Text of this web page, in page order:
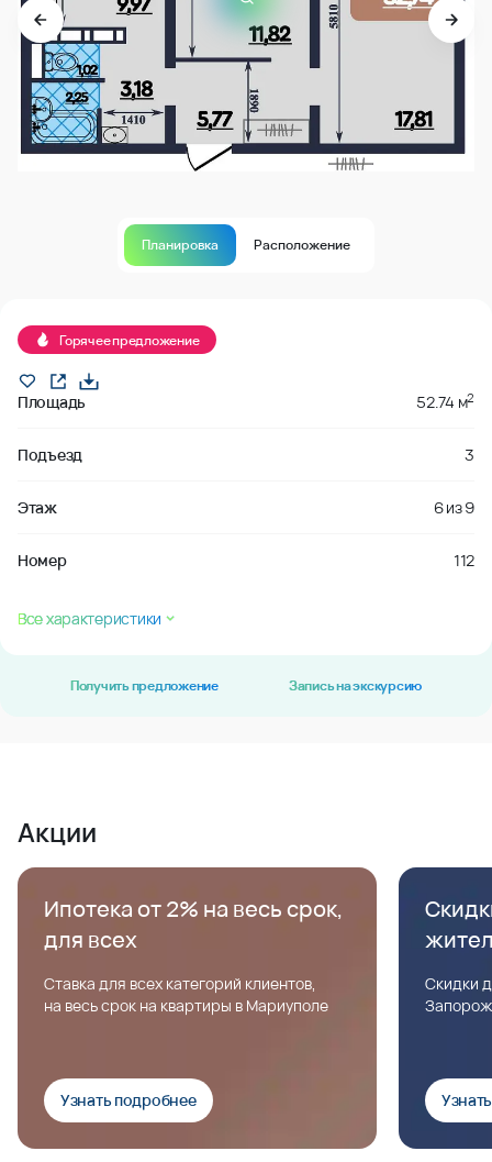
Планировка Расположение
Горячее предложение
Площадь 52.74 м2
Подъезд 3
Этаж 6из9
Номер 112
Все характеристики
Получить предложение Запись на экскурсию
Акции
Ипотека от 2% на весь срок,
для всех
Ставка для всех категорий клиентов,
на весь срок на квартиры в Мариуполе
Узнать подробнее
Скидки